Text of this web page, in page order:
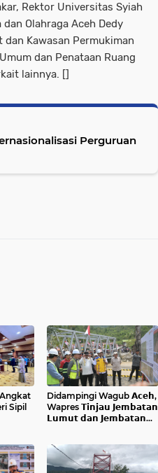
Rektor Universitas Syiah
Olahraga Aceh Dedy
dan Kawasan Permukiman
dan Penataan Ruang
lainnya. []
Perguruan
Sipil
Didampingi Wagub 𝗔𝗰𝗲𝗵,
Wapres 𝗧𝗶𝗻𝗷𝗮𝘂 𝗝𝗲𝗺𝗯𝗮𝘁𝗮𝗻
𝗟𝘂𝗺𝘂𝘁 𝗱𝗮𝗻 𝗝𝗲𝗺𝗯𝗮𝘁𝗮𝗻